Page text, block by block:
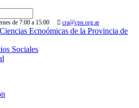
de 7:00 a 15:00 cra@cpn.org.ar